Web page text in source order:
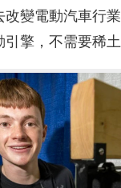
變電動汽車行
擎，不需要稀土